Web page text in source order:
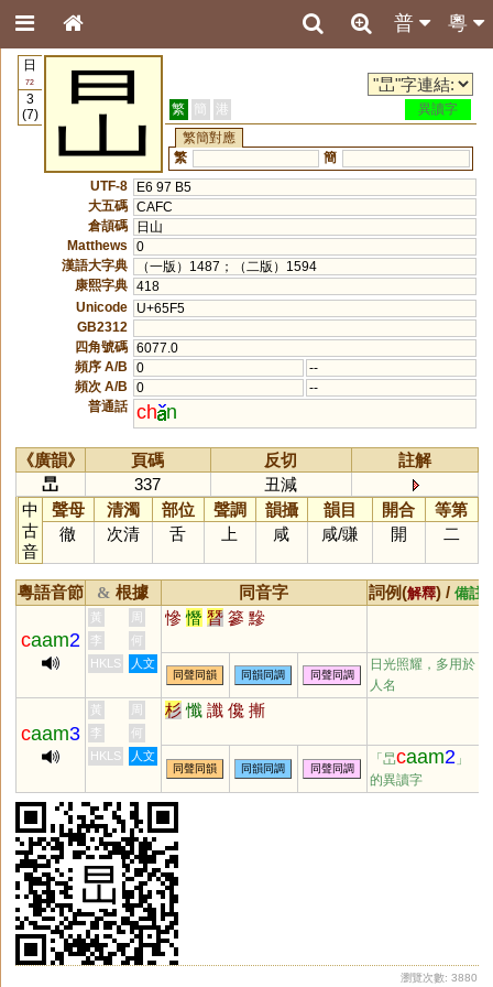
粵
普
日
72
3
(7)
旵 繁 簡 港
異讀字
繁簡對應
繁
簡
UTF-8
E6 97 B5
大五碼 CAFC
倉頡碼
日山
Matthews
0
漢語大字典
（一版）1487；（二版）1594
康熙字典 418
Unicode
U+65F5
GB2312
四角號碼 6077.0
頻序 A/B
0
--
頻次 A/B
0
--
普通話 ch n
《廣韻》 頁碼 反切
註解
旵
337
丑減
中
古
音
聲母 清濁 部位 聲調 韻攝 韻目 開合
等第
徹
次清 舌 上 咸 咸/豏 開 二
粵語音節 & 根據 同音字 詞例(解釋) / 備註
caam2
黃 周 慘 憯 朁 篸 黲
李
何
HKLS
人文
同聲同韻 同韻同調 同聲同調
日光照耀，多用於
人名
caam3
黃 周 杉 懺 讖 儳 摲
李
何
HKLS
人文
同聲同韻 同韻同調 同聲同調
「旵caam2 」
的異讀字
瀏覽次數: 3880